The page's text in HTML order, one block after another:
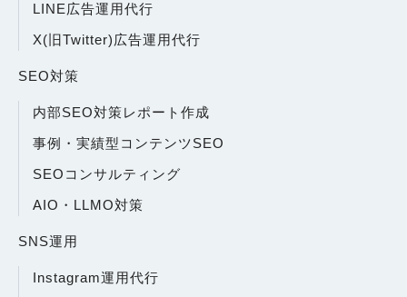
LINE広告運用代行
X(旧Twitter)広告運用代行
SEO対策
内部SEO対策レポート作成
事例・実績型コンテンツSEO
SEOコンサルティング
AIO・LLMO対策
SNS運用
Instagram運用代行